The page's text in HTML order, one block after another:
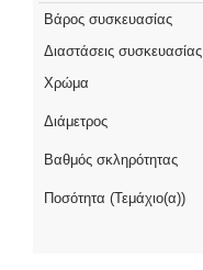
Βάρος συσκευασίας
Διαστάσεις συσκευασίας
Χρώμα
Διάμετρος
Βαθμός σκληρότητας
Ποσότητα (Τεμάχιο(α))